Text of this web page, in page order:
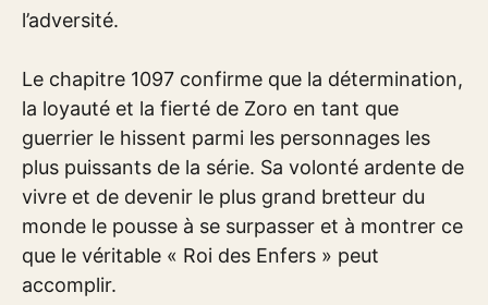
l’adversité.
Le chapitre 1097 confirme que la détermination,
la loyauté et la fierté de Zoro en tant que
guerrier le hissent parmi les personnages les
plus puissants de la série. Sa volonté ardente de
vivre et de devenir le plus grand bretteur du
monde le pousse à se surpasser et à montrer ce
que le véritable « Roi des Enfers » peut
accomplir.